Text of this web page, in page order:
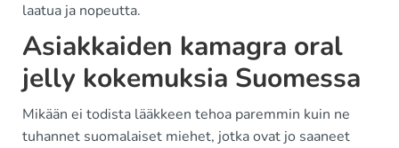
laatua ja nopeutta.
Asiakkaiden kamagra oral
jelly kokemuksia Suomessa
Mikään ei todista lääkkeen tehoa paremmin kuin ne
tuhannet suomalaiset miehet, jotka ovat jo saaneet